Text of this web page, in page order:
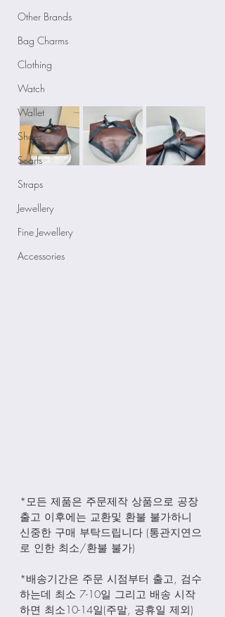
Other Brands
Bag Charms
Clothing
Watch
Wallet
Shoes
Scarfs
Straps
Jewellery
Fine Jewellery
Accessories
*모든 제품은 주문제작 상품으로 공장
출고 이후에는 교환및 환불 불가하니
신중한 구매 부탁드립니다 (통관지연으
로 인한 최소/환불 불가)
*배송기간은 주문 시점부터 출고, 검수
하는데 최소 7-10일 그리고 배송 시작
하면 최소10-14일(주말, 공휴일 제외)